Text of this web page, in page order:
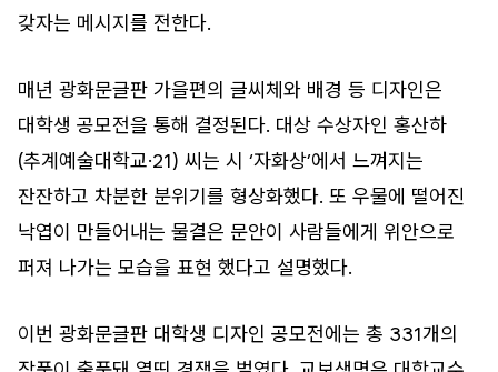
갖자는 메시지를 전한다.
매년 광화문글판 가을편의 글씨체와 배경 등 디자인은
대학생 공모전을 통해 결정된다. 대상 수상자인 홍산하
(추계예술대학교·21) 씨는 시 ‘자화상’에서 느껴지는
잔잔하고 차분한 분위기를 형상화했다. 또 우물에 떨어진
낙엽이 만들어내는 물결은 문안이 사람들에게 위안으로
퍼져 나가는 모습을 표현 했다고 설명했다.
이번 광화문글판 대학생 디자인 공모전에는 총 331개의